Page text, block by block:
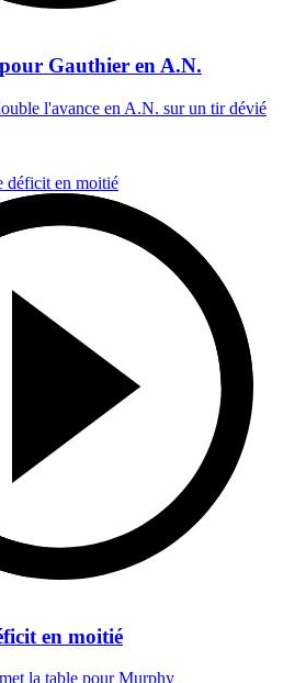
Gauthier en A.N.
l'avance en A.N. sur un tir dévié
en moitié
la table pour Murphy